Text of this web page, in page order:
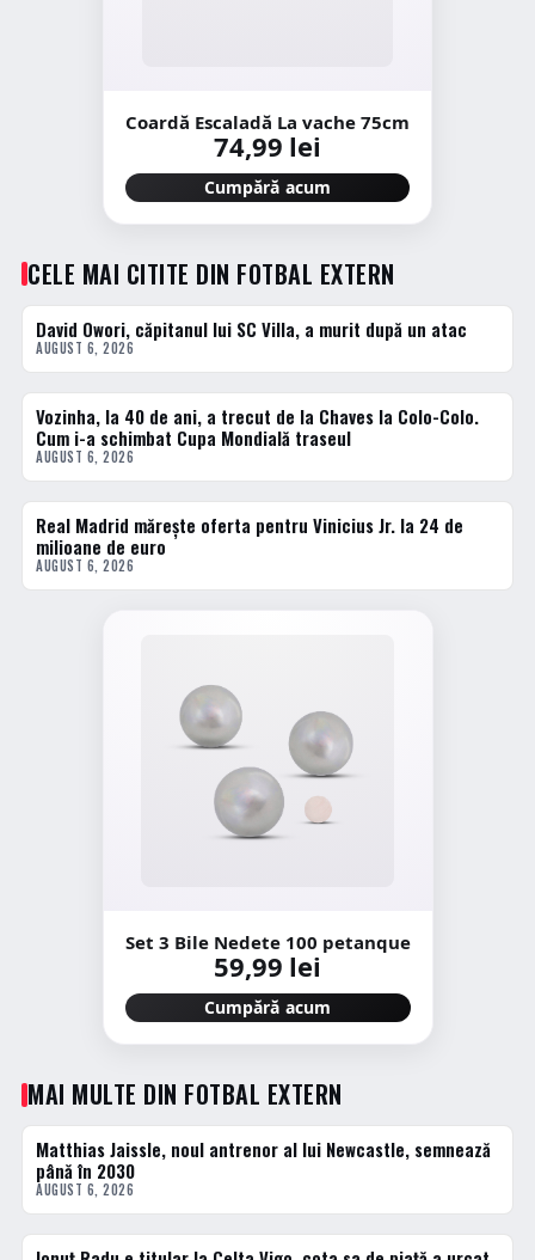
Coardă Escaladă La vache 75cm
74,99 lei
Cumpără acum
CELE MAI CITITE DIN FOTBAL EXTERN
1 · TOP
David Owori, căpitanul lui SC Villa, a murit după un atac
AUGUST 6, 2026
2 · TOP
Vozinha, la 40 de ani, a trecut de la Chaves la Colo-Colo.
Cum i-a schimbat Cupa Mondială traseul
AUGUST 6, 2026
3 · TOP
Real Madrid mărește oferta pentru Vinicius Jr. la 24 de
milioane de euro
AUGUST 6, 2026
Set 3 Bile Nedete 100 petanque
59,99 lei
Cumpără acum
MAI MULTE DIN FOTBAL EXTERN
FOTBAL EXTERN
Matthias Jaissle, noul antrenor al lui Newcastle, semnează
până în 2030
AUGUST 6, 2026
FOTBAL EXTERN